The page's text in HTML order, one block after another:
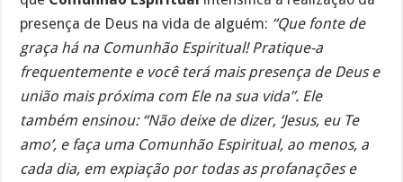
presença de Deus na vida de alguém: “Que fonte de
graça há na Comunhão Espiritual! Pratique-a
frequentemente e você terá mais presença de Deus e
união mais próxima com Ele na sua vida”. Ele
também ensinou: “Não deixe de dizer, ‘Jesus, eu Te
amo’, e faça uma Comunhão Espiritual, ao menos, a
cada dia, em expiação por todas as profanações e